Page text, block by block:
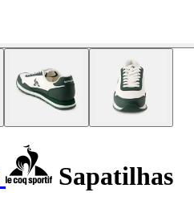
Sapatilhas